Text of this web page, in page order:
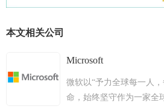
本文相关公司
Microsoft
微软以“予力全球每一人
命，始终坚守作为一家全